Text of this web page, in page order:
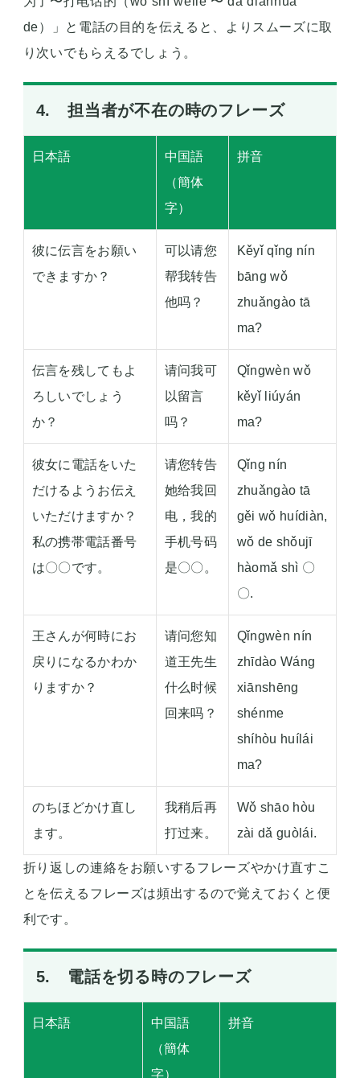
de）」と電話の目的を伝えると、よりスムーズに取
り次いでもらえるでしょう。
4. 担当者が不在の時のフレーズ
日本語
中国語
（簡体
字）
拼音
彼に伝言をお願い
できますか？
可以请您
帮我转告
他吗？
Kěyǐ qǐng nín
bāng wǒ
zhuǎngào tā
ma?
伝言を残してもよ
ろしいでしょう
か？
请问我可
以留言
吗？
Qǐngwèn wǒ
kěyǐ liúyán
ma?
彼女に電話をいた
だけるようお伝え
いただけますか？
私の携帯電話番号
は〇〇です。
请您转告
她给我回
电，我的
手机号码
是〇〇。
Qǐng nín
zhuǎngào tā
gěi wǒ huídiàn,
wǒ de shǒujī
hàomǎ shì 〇
〇.
王さんが何時にお
戻りになるかわか
りますか？
请问您知
道王先生
什么时候
回来吗？
Qǐngwèn nín
zhīdào Wáng
xiānshēng
shénme
shíhòu huílái
ma?
のちほどかけ直し
ます。
我稍后再
打过来。
Wǒ shāo hòu
zài dǎ guòlái.
折り返しの連絡をお願いするフレーズやかけ直すこ
とを伝えるフレーズは頻出するので覚えておくと便
利です。
5. 電話を切る時のフレーズ
日本語
中国語
（簡体
字）
拼音